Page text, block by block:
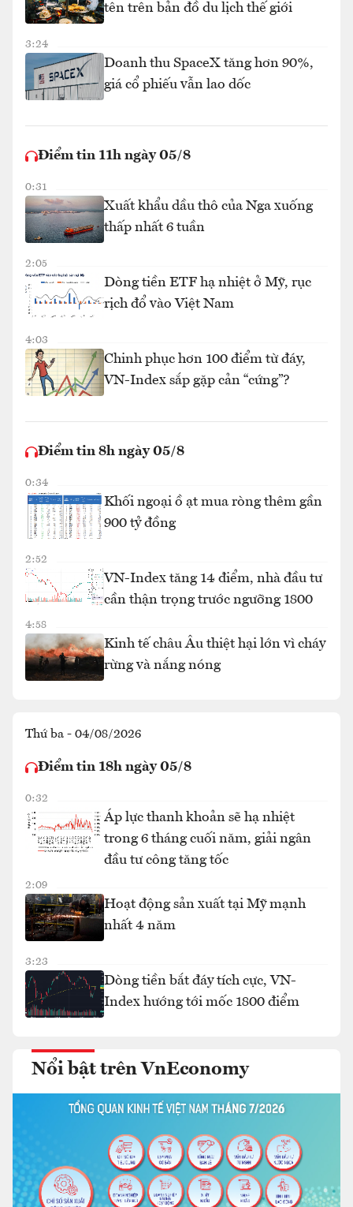
tên trên bản đồ du lịch thế giới
3:24
Doanh thu SpaceX tăng hơn 90%,
giá cổ phiếu vẫn lao dốc
Điểm tin 11h ngày 05/8
0:31
Xuất khẩu dầu thô của Nga xuống
thấp nhất 6 tuần
2:05
Dòng tiền ETF hạ nhiệt ở Mỹ, rục
rịch đổ vào Việt Nam
4:03
Chinh phục hơn 100 điểm từ đáy,
VN-Index sắp gặp cản “cứng”?
Điểm tin 8h ngày 05/8
0:34
Khối ngoại ồ ạt mua ròng thêm gần
900 tỷ đồng
2:52
VN-Index tăng 14 điểm, nhà đầu tư
cần thận trọng trước ngưỡng 1800
4:58
Kinh tế châu Âu thiệt hại lớn vì cháy
rừng và nắng nóng
Thứ ba - 04/08/2026
Điểm tin 18h ngày 05/8
0:32
Áp lực thanh khoản sẽ hạ nhiệt
trong 6 tháng cuối năm, giải ngân
đầu tư công tăng tốc
2:09
Hoạt động sản xuất tại Mỹ mạnh
nhất 4 năm
3:23
Dòng tiền bắt đáy tích cực, VN-
Index hướng tới mốc 1800 điểm
Nổi bật trên VnEconomy